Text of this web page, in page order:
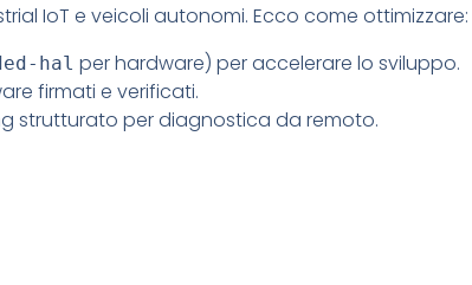
IoT e veicoli autonomi. Ecco come ottimizzare:
hal per hardware) per accelerare lo sviluppo.
firmati e verificati.
strutturato per diagnostica da remoto.